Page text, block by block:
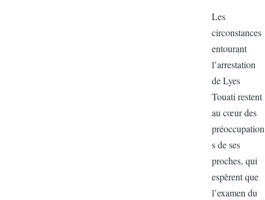
Les
entourant
l’arrestation
de Lyes
Touati
au cœur
s de ses
proches,
espèrent
l’examen